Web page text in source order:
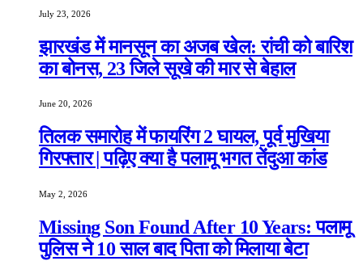
July 23, 2026
झारखंड में मानसून का अजब खेल: रांची को बारिश
का बोनस, 23 जिले सूखे की मार से बेहाल
June 20, 2026
तिलक समारोह में फायरिंग 2 घायल, पूर्व मुखिया
गिरफ्तार | पढ़िए क्या है पलामू भगत तेंदुआ कांड
May 2, 2026
Missing Son Found After 10 Years: पलामू
पुलिस ने 10 साल बाद पिता को मिलाया बेटा